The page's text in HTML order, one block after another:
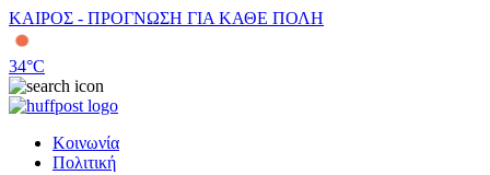
ΚΑΙΡΟΣ - ΠΡΟΓΝΩΣΗ ΓΙΑ ΚΑΘΕ ΠΟΛΗ
34°C
Κοινωνία
Πολιτική